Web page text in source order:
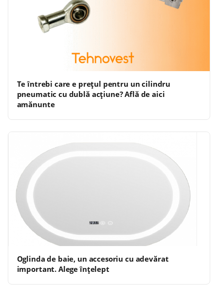
Te întrebi care e prețul pentru un cilindru
pneumatic cu dublă acțiune? Află de aici
amănunte
Oglinda de baie, un accesoriu cu adevărat
important. Alege înțelept